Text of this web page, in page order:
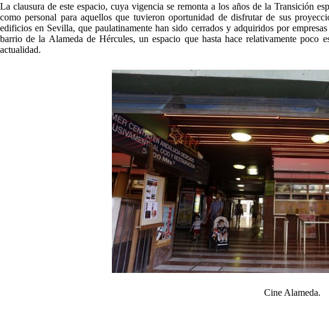
La clausura de este espacio, cuya vigencia se remonta a los años de la Transición
como personal para aquellos que tuvieron oportunidad de disfrutar de sus
edificios en Sevilla, que paulatinamente han sido cerrados y adquiridos por
barrio de la Alameda de Hércules, un espacio que hasta hace relativamente poco
actualidad.
Cine Alameda.